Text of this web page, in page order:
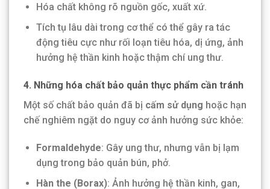
Hóa chất không rõ nguồn gốc, xuất xứ.
Tích tụ lâu dài trong cơ thể có thể gây ra tác
động tiêu cực như rối loạn tiêu hóa, dị ứng, ảnh
hưởng hệ thần kinh hoặc thậm chí ung thư.
4. Những hóa chất bảo quản thực phẩm cần tránh
Một số chất bảo quản đã bị cấm sử dụng hoặc hạn
chế nghiêm ngặt do nguy cơ ảnh hưởng sức khỏe:
Formaldehyde: Gây ung thư, nhưng vẫn bị lạm
dụng trong bảo quản bún, phở.
Hàn the (Borax): Ảnh hưởng hệ thần kinh, gan,